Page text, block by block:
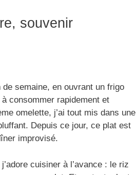
souvenir
semaine, en ouvrant un frigo
consommer rapidement et
omelette, j’ai tout mis dans une
Depuis ce jour, ce plat est
improvisé.
j’adore cuisiner à l’avance : le riz